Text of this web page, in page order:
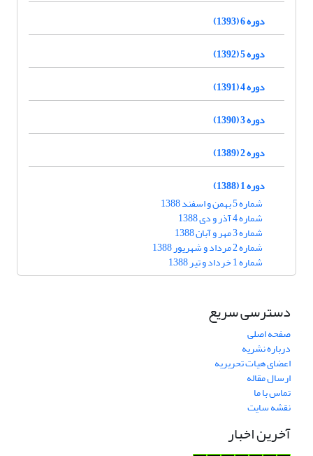
دوره 6 (1393)
دوره 5 (1392)
دوره 4 (1391)
دوره 3 (1390)
دوره 2 (1389)
دوره 1 (1388)
شماره 5 بهمن و اسفند 1388
شماره 4 آذر و دی 1388
شماره 3 مهر و آبان 1388
شماره 2 مرداد و شهریور 1388
شماره 1 خرداد و تیر 1388
دسترسی سریع
صفحه اصلی
درباره نشریه
اعضای هیات تحریریه
ارسال مقاله
تماس با ما
نقشه سایت
آخرین اخبار